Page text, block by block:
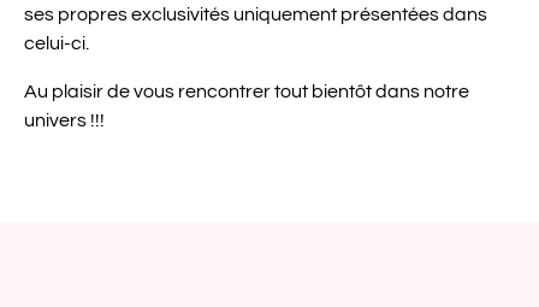
ses propres exclusivités uniquement présentées dans
celui-ci.
Au plaisir de vous rencontrer tout bientôt dans notre
univers !!!